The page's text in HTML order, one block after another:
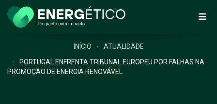
INÍCIO
ATUALIDADE
PORTUGAL ENFRENTA TRIBUNAL EUROPEU POR FALHAS NA
PROMOÇÃO DE ENERGIA RENOVÁVEL